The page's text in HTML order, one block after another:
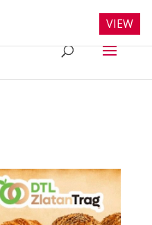
VIEW